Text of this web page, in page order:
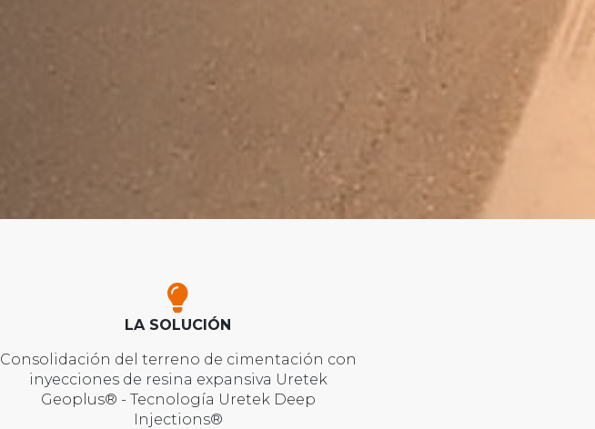
LA SOLUCIÓN
Consolidación del terreno de cimentación con
inyecciones de resina expansiva Uretek
Geoplus® - Tecnología Uretek Deep
Injections®